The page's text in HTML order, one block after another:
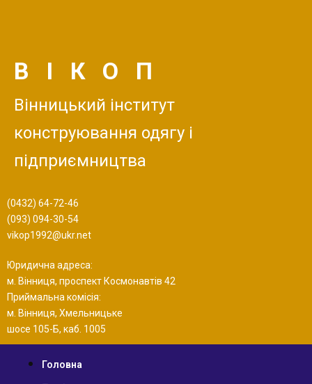
ВІКОП
Вінницький інститут
конструювання одягу і
підприємництва
(0432) 64-72-46
(093) 094-30-54
vikop1992@ukr.net
Юридична адреса:
м. Вінниця, проспект Космонавтів 42
Приймальна комісія:
м. Вінниця, Хмельницьке
шосе 105-Б, каб. 1005
Головна